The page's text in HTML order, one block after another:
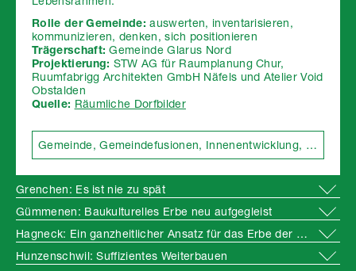
Rolle der Gemeinde: auswerten, inventarisieren,
kommunizieren, denken, sich positionieren
Trägerschaft: Gemeinde Glarus Nord
Projektierung: STW AG für Raumplanung Chur,
Ruumfabrigg Architekten GmbH Näfels und Atelier Void
Obstalden
Quelle: Räumliche Dorfbilder
Gemeinde Gemeindefusionen Innenentwicklung
Grenchen: Es ist nie zu spät
Gümmenen: Baukulturelles Erbe neu aufgegleist
Hagneck: Ein ganzheitlicher Ansatz für das Erbe der Wasserkraft
Hunzenschwil: Suffizientes Weiterbauen